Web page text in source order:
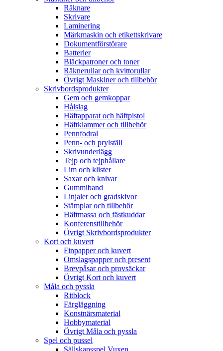
Räknare
Skrivare
Laminering
Märkmaskin och etikettskrivare
Dokumentförstörare
Batterier
Bläckpatroner och toner
Räknerullar och kvittorullar
Övrigt Maskiner och tillbehör
Skrivbordsprodukter
Gem och gemkoppar
Hålslag
Häftapparat och häftpistol
Häftklammer och tillbehör
Pennfodral
Penn- och prylställ
Skrivunderlägg
Tejp och tejphållare
Lim och klister
Saxar och knivar
Gummiband
Linjaler och gradskivor
Stämplar och tillbehör
Häftmassa och fästkuddar
Konferenstillbehör
Övrigt Skrivbordsprodukter
Kort och kuvert
Finpapper och kuvert
Omslagspapper och present
Brevpåsar och provsäckar
Övrigt Kort och kuvert
Måla och pyssla
Ritblock
Färgläggning
Konstnärsmaterial
Hobbymaterial
Övrigt Måla och pyssla
Spel och pussel
Sällskapsspel Vuxen